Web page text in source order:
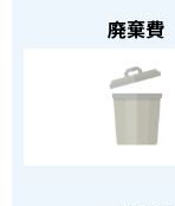
廃棄費